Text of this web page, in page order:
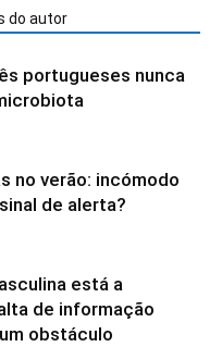
do autor
portugueses nunca
no verão: incómodo
de alerta?
está a
de informação
obstáculo